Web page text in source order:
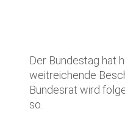
Der Bundestag hat
weitreichende
Bundesrat wird
so.